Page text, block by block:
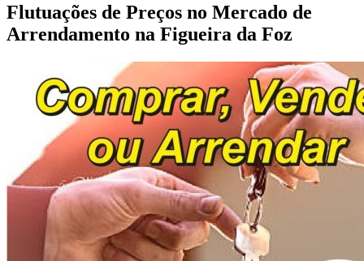
Flutuações de Preços no Mercado de
Arrendamento na Figueira da Foz